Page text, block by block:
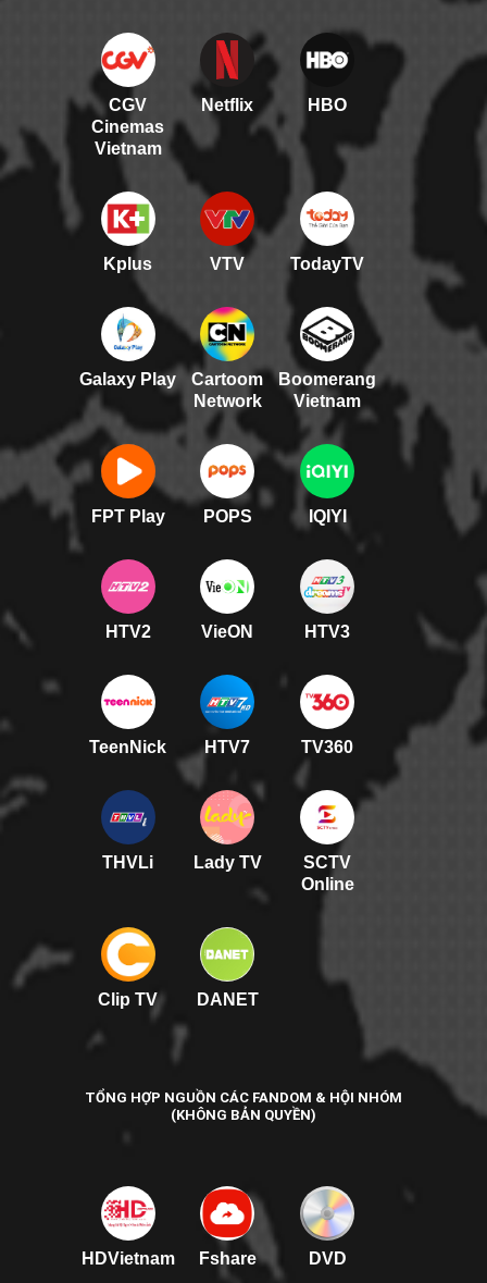
CGV
Cinemas
Vietnam
Netflix HBO
Kplus VTV TodayTV
Galaxy Play
Cartoom
Network
Boomerang
Vietnam
FPT Play POPS IQIYI
HTV2 VieON HTV3
TeenNick HTV7 TV360
THVLi Lady TV
SCTV
Online
Clip TV DANET
TỔNG HỢP NGUỒN CÁC FANDOM & HỘI NHÓM
(KHÔNG BẢN QUYỀN)
HDVietnam Fshare DVD